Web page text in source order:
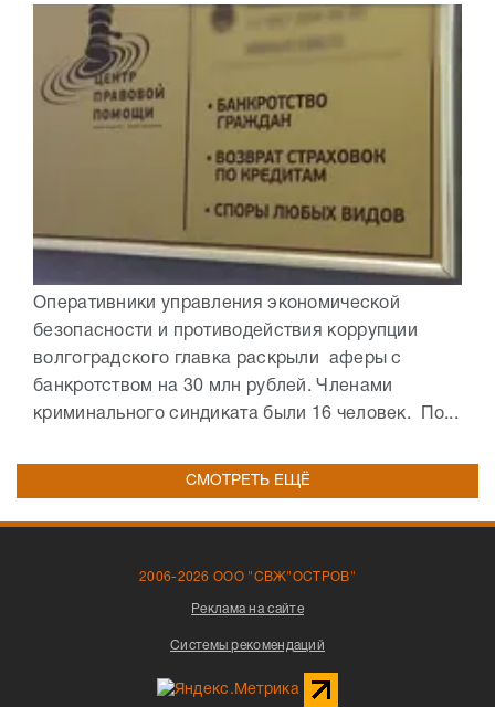
Оперативники управления экономической
безопасности и противодействия коррупции
волгоградского главка раскрыли аферы с
банкротством на 30 млн рублей. Членами
криминального синдиката были 16 человек. По...
СМОТРЕТЬ ЕЩЁ
2006-2026 ООО "СВЖ"ОСТРОВ"
Реклама на сайте
Системы рекомендаций